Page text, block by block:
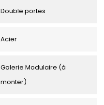
Double portes
Acier
Galerie Modulaire (à
monter)